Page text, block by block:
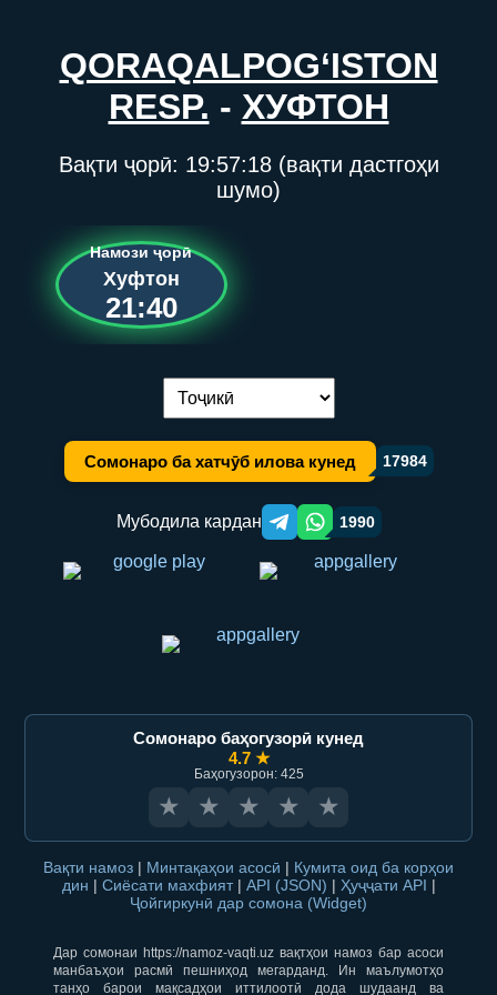
QORAQALPOG‘ISTON
RESP. - ХУФТОН
Вақти ҷорӣ: 19:57:18(вақти дастгоҳи
шумо)
Намози ҷорӣ
Хуфтон
21:40
Иваз кардани забон:
Сомонаро ба хатчӯб илова кунед 17984
Мубодила кардан Telegram orqali ulashish
WhatsApp orqali ulashish
1990
Сомонаро баҳогузорӣ кунед
4.7 ★
Баҳогузорон: 425
★ ★ ★ ★ ★
Вақти намоз | Минтақаҳои асосӣ | Кумита оид ба корҳои
дин | Сиёсати махфият | API (JSON) | Ҳуҷҷати API |
Ҷойгиркунӣ дар сомона (Widget)
Дар сомонаи https://namoz-vaqti.uz вақтҳои намоз бар асоси
манбаъҳои расмӣ пешниҳод мегарданд. Ин маълумотҳо
танҳо барои мақсадҳои иттилоотӣ дода шудаанд ва